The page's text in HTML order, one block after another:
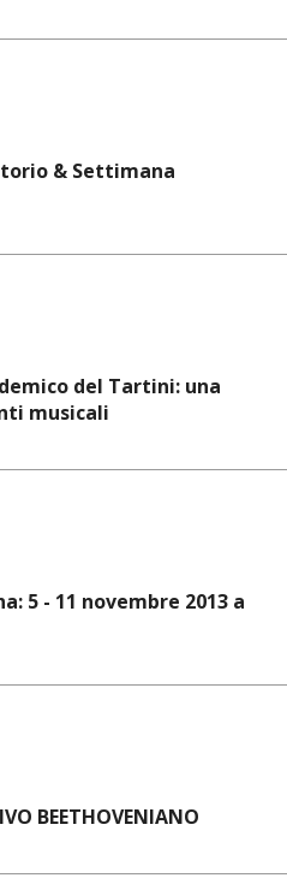
& Settimana
del Tartini: una
musicali
5 - 11 novembre 2013 a
BEETHOVENIANO